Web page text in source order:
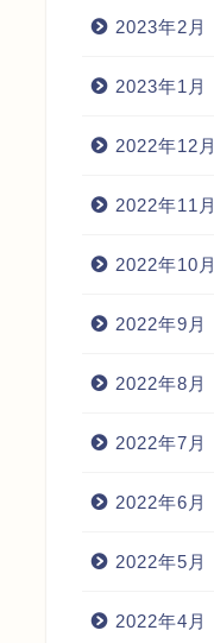
2023年2月
2023年1月
2022年12月
2022年11月
2022年10月
2022年9月
2022年8月
2022年7月
2022年6月
2022年5月
2022年4月